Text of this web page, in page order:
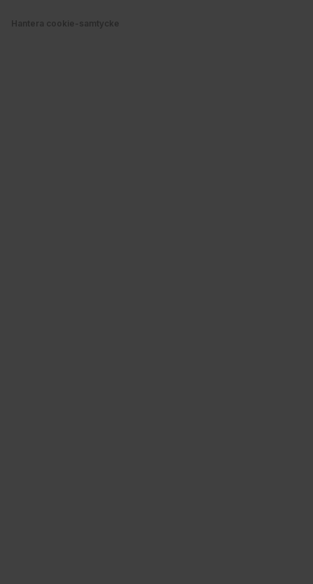
Hantera cookie-samtycke